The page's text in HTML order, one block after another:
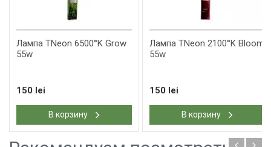
Лампа TNeon 6500°K Grow
55w
150 lei
В корзину
Лампа TNeon 2100°K Bloom
55w
150 lei
В корзину